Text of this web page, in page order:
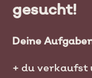
gesucht!
Deine
du verkaufst